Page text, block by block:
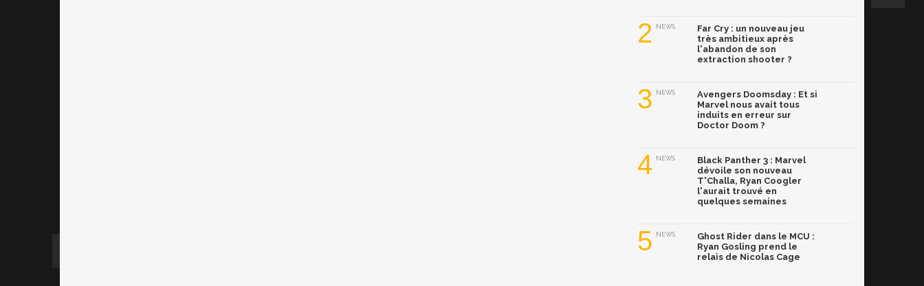
2 NEWS
Far Cry : un nouveau jeu
très ambitieux après
l'abandon de son
extraction shooter ?
3 NEWS
Avengers Doomsday : Et si
Marvel nous avait tous
induits en erreur sur
Doctor Doom ?
4 NEWS
Black Panther 3 : Marvel
dévoile son nouveau
T'Challa, Ryan Coogler
l'aurait trouvé en
quelques semaines
5 NEWS
Ghost Rider dans le MCU :
Ryan Gosling prend le
relais de Nicolas Cage